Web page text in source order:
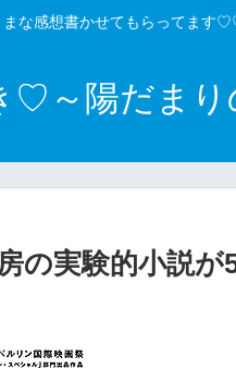
まな感想書かせてもらってま
♡～陽だまり
の実験的小説が